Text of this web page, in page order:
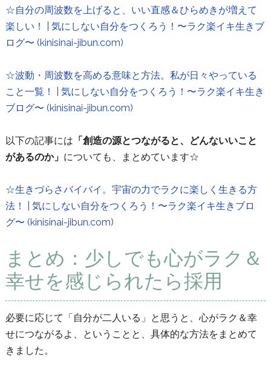
☆自分の周波数を上げると、いい直感＆ひらめきが増えて
楽しい！ | 気にしない自分をつくろう！〜ラク楽イキ生きブ
ログ〜 (kinisinai-jibun.com)
☆波動・周波数を高める意味と方法。私が日々やっている
こと一覧！ | 気にしない自分をつくろう！〜ラク楽イキ生き
ブログ〜 (kinisinai-jibun.com)
以下の記事には 「創造の源とつながると、どんないいこと
があるのか」 についても、まとめています☆
☆生きづらさバイバイ。宇宙の力でラクに楽しく生きる方
法！ | 気にしない自分をつくろう！〜ラク楽イキ生きブロ
グ〜 (kinisinai-jibun.com)
まとめ：少しでも心がラク＆
幸せを感じられたら採用
必要に応じて「自分が二人いる」と思うと、心がラク＆幸
せにつながるよ、ということと、具体的な方法をまとめて
きました。